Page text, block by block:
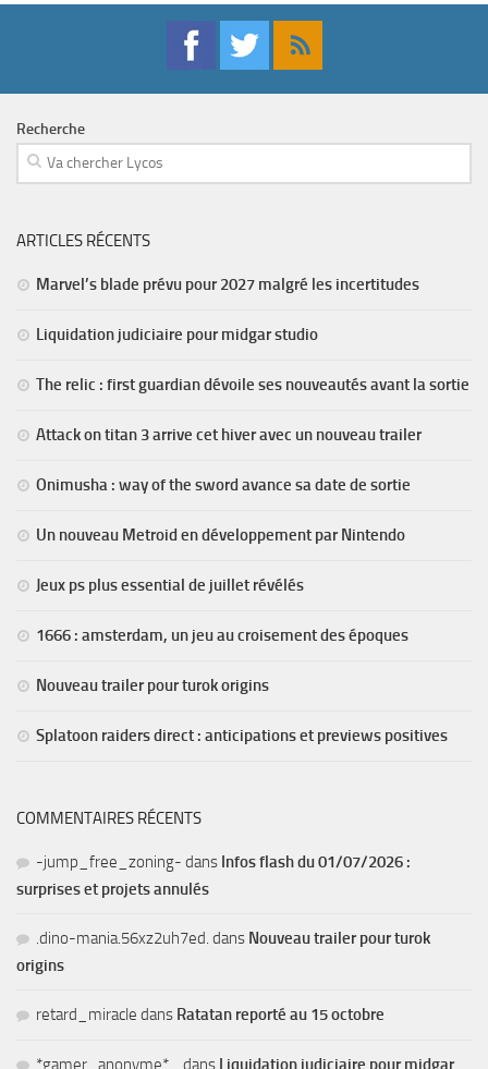
Recherche
ARTICLES RÉCENTS
Marvel’s blade prévu pour 2027 malgré les incertitudes
Liquidation judiciaire pour midgar studio
The relic : first guardian dévoile ses nouveautés avant la sortie
Attack on titan 3 arrive cet hiver avec un nouveau trailer
Onimusha : way of the sword avance sa date de sortie
Un nouveau Metroid en développement par Nintendo
Jeux ps plus essential de juillet révélés
1666 : amsterdam, un jeu au croisement des époques
Nouveau trailer pour turok origins
Splatoon raiders direct : anticipations et previews positives
COMMENTAIRES RÉCENTS
-jump_free_zoning- dans Infos flash du 01/07/2026 :
surprises et projets annulés
.dino-mania.56xz2uh7ed. dans Nouveau trailer pour turok
origins
retard_miracle dans Ratatan reporté au 15 octobre
*gamer_anonyme*_ dans Liquidation judiciaire pour midgar